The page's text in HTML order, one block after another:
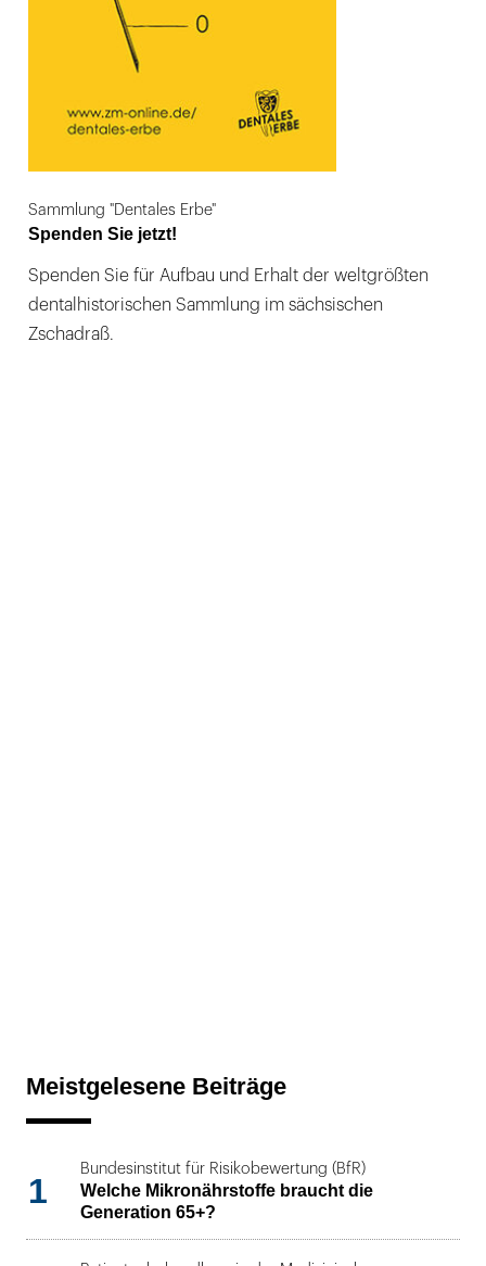
Sammlung "Dentales Erbe"
Spenden Sie jetzt!
Spenden Sie für Aufbau und Erhalt der weltgrößten
dentalhistorischen Sammlung im sächsischen
Zschadraß.
Meistgelesene Beiträge
1
Bundesinstitut für Risikobewertung (BfR)
Welche Mikronährstoffe braucht die
Generation 65+?